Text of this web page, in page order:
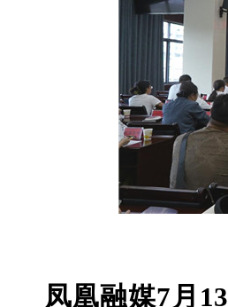
凤凰融媒7月